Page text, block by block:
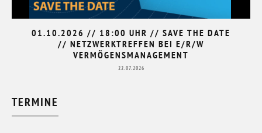
01.10.2026 // 18:00 UHR // SAVE THE DATE
// NETZWERKTREFFEN BEI E/R/W
VERMÖGENSMANAGEMENT
22.07.2026
TERMINE